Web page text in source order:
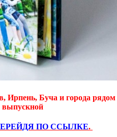
Ирпень, Буча и города
выпускной
ПО ССЫЛКЕ.